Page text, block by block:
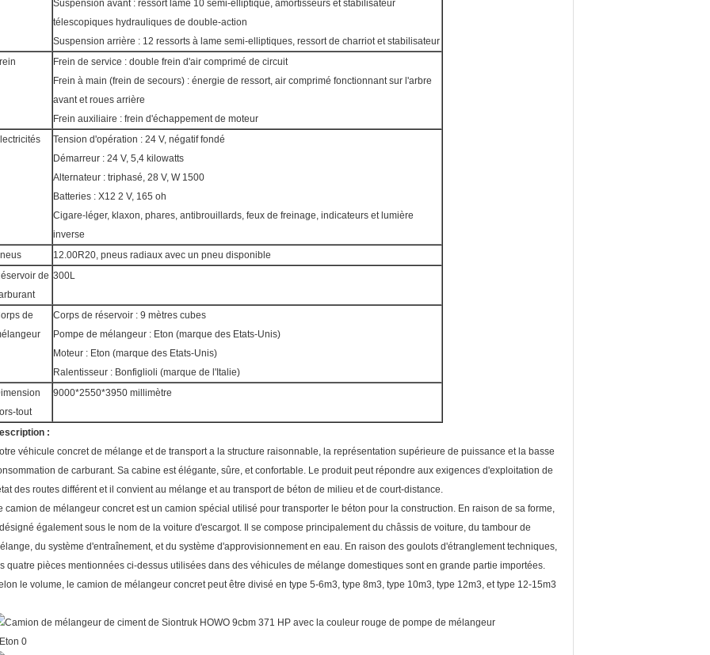
Suspension avant : ressort lame 10 semi-elliptique, amortisseurs et stabilisateur
télescopiques hydrauliques de double-action
Suspension arrière : 12 ressorts à lame semi-elliptiques, ressort de charriot et stabilisateur
Frein de service : double frein d'air comprimé de circuit
Frein à main (frein de secours) : énergie de ressort, air comprimé fonctionnant sur l'arbre
avant et roues arrière
Frein auxiliaire : frein d'échappement de moteur
Tension d'opération : 24 V, négatif fondé
Démarreur : 24 V, 5,4 kilowatts
Alternateur : triphasé, 28 V, W 1500
Batteries : X12 2 V, 165 oh
Cigare-léger, klaxon, phares, antibrouillards, feux de freinage, indicateurs et lumière
inverse
12.00R20, pneus radiaux avec un pneu disponible
de 300L
de
Corps de réservoir : 9 mètres cubes
Pompe de mélangeur : Eton (marque des Etats-Unis)
Moteur : Eton (marque des Etats-Unis)
Ralentisseur : Bonfiglioli (marque de l'Italie)
tout
9000*2550*3950 millimètre
:
véhicule concret de mélange et de transport a la structure raisonnable, la représentation supérieure de puissance et la basse
de carburant. Sa cabine est élégante, sûre, et confortable. Le produit peut répondre aux exigences d'exploitation de
des routes différent et il convient au mélange et au transport de béton de milieu et de court-distance.
camion de mélangeur concret est un camion spécial utilisé pour transporter le béton pour la construction. En raison de sa forme,
également sous le nom de la voiture d'escargot. Il se compose principalement du châssis de voiture, du tambour de
du système d'entraînement, et du système d'approvisionnement en eau. En raison des goulots d'étranglement techniques,
quatre pièces mentionnées ci-dessus utilisées dans des véhicules de mélange domestiques sont en grande partie importées.
le volume, le camion de mélangeur concret peut être divisé en type 5-6m3, type 8m3, type 10m3, type 12m3, et type 12-15m3